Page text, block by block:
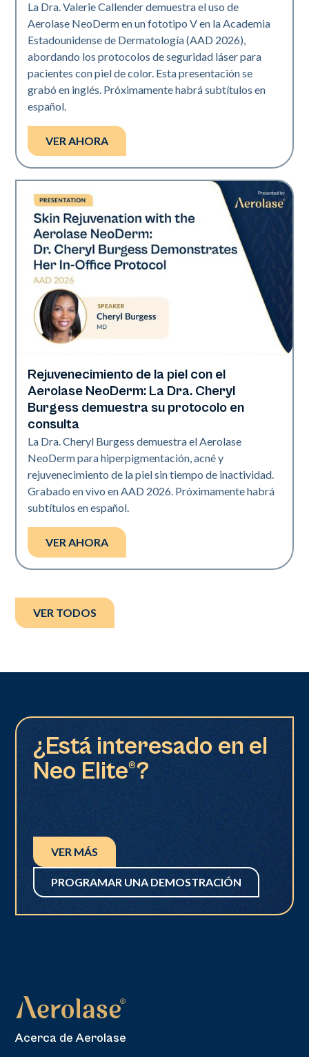
La Dra. Valerie Callender demuestra el uso de
Aerolase NeoDerm en un fototipo V en la Academia
Estadounidense de Dermatología (AAD 2026),
abordando los protocolos de seguridad láser para
pacientes con piel de color. Esta presentación se
grabó en inglés. Próximamente habrá subtítulos en
español.
VER AHORA
Neo Elite | Presentaciones
Rejuvenecimiento de la piel con el
Aerolase NeoDerm: La Dra. Cheryl
Burgess demuestra su protocolo en
consulta
La Dra. Cheryl Burgess demuestra el Aerolase
NeoDerm para hiperpigmentación, acné y
rejuvenecimiento de la piel sin tiempo de inactividad.
Grabado en vivo en AAD 2026. Próximamente habrá
subtítulos en español.
VER AHORA
VER TODOS
¿Está interesado en el
Neo Elite®?
VER MÁS
PROGRAMAR UNA DEMOSTRACIÓN
Acerca de Aerolase